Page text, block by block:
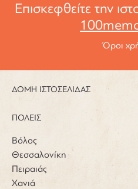
Επισκεφθείτε την
Όροι
ΔΟΜΗ ΙΣΤΟΣΕΛΙΔΑΣ
ΠΟΛΕΙΣ
Βόλος
Θεσσαλονίκη
Πειραιάς
Χανιά